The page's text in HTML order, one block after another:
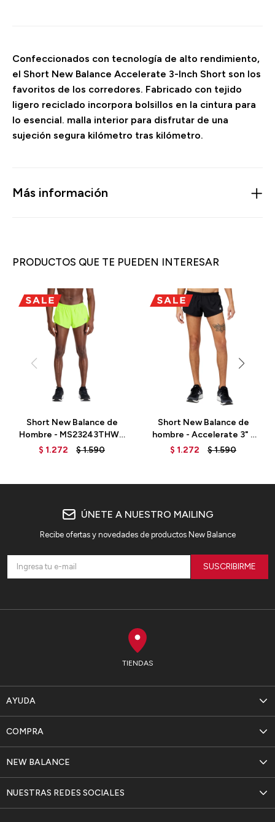
Confeccionados con tecnología de alto rendimiento,
el Short New Balance Accelerate 3-Inch Short son los
favoritos de los corredores. Fabricado con tejido
ligero reciclado incorpora bolsillos en la cintura para
lo esencial. malla interior para disfrutar de una
sujeción segura kilómetro tras kilómetro.
Más información
PRODUCTOS QUE TE PUEDEN INTERESAR
Short New Balance de
Hombre - MS23243THW -
GREEN
$ 1.272 $1.590
Short New Balance de
hombre - Accelerate 3" -
MS23243BK - BLACK
$ 1.272 $1.590
TIENDAS
AYUDA
NEW BALANCE
COMPRA
NUESTRAS REDES SOCIALES
ÚNETE A NUESTRO MAILING
Recibe ofertas y novedades de productos New Balance
SUSCRIBIRME